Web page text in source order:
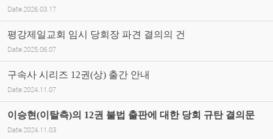
Date 2026.03.17
평강제일교회 임시 당회장 파견 결의의 건
Date 2025.06.07
구속사 시리즈 12권(상) 출간 안내
Date 2024.11.07
이승현(이탈측)의 12권 불법 출판에 대한 당회 규탄 결의문
Date 2024.11.03